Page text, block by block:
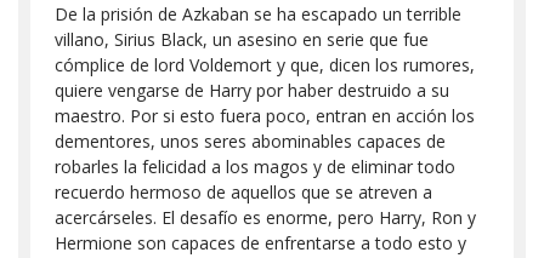
De la prisión de Azkaban se ha escapado un terrible
villano, Sirius Black, un asesino en serie que fue
cómplice de lord Voldemort y que, dicen los rumores,
quiere vengarse de Harry por haber destruido a su
maestro. Por si esto fuera poco, entran en acción los
dementores, unos seres abominables capaces de
robarles la felicidad a los magos y de eliminar todo
recuerdo hermoso de aquellos que se atreven a
acercárseles. El desafío es enorme, pero Harry, Ron y
Hermione son capaces de enfrentarse a todo esto y